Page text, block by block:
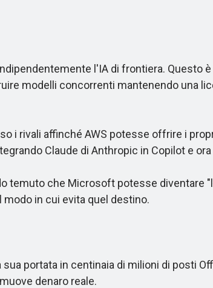
l'IA di frontiera. Questo
modelli concorrenti mantenendo una
i rivali affinché AWS potesse offrire i
Claude di Anthropic in Copilot e
temuto che Microsoft potesse diventare
in cui evita quel destino.
portata in centinaia di milioni di posti
denaro reale.